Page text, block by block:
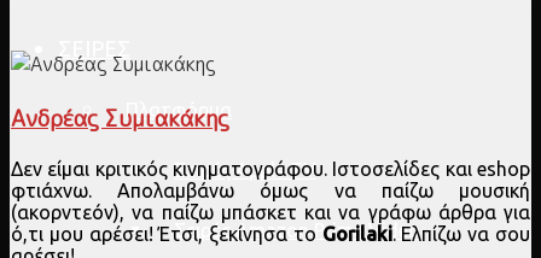
Πλατφόρμα
Σειρές Apple TV
Σειρές Amazon Prime Video
Ανδρέας Συμιακάκης
Δεν είμαι κριτικός κινηματογράφου. Ιστοσελίδες και eshop
φτιάχνω. Απολαμβάνω όμως να παίζω μουσική
(ακορντεόν), να παίζω μπάσκετ και να γράφω άρθρα για
ό,τι μου αρέσει! Έτσι, ξεκίνησα το Gorilaki. Ελπίζω να σου